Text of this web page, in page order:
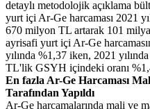
detaylı metodolojik açıklama
yurt içi Ar-Ge harcaması 2021
670 milyon TL artarak 101
ayrisafi yurt içi Ar-Ge
yılında %1,37 iken, 2021
TL'lik GSYH içindeki oranı
En fazla Ar-Ge Harcaması
Tarafından Yapıldı
Ar-Ge harcamalarında mali ve